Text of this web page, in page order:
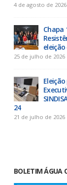
16 de junho de 2026
para o ACT
11 de junho de 2026